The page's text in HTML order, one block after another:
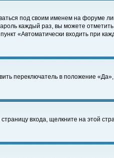
под своим именем на форуме
каждый раз, вы можете
«Автоматически входить при
переключатель в положение
входа, щелкните на этой